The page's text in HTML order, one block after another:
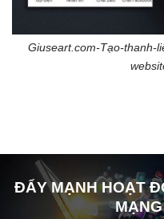
Giuseart.com-Tạo-thanh-
ĐẨY MẠNH HOẠT